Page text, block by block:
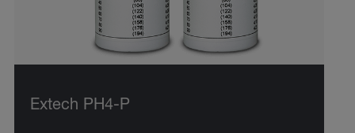
Extech PH4-P